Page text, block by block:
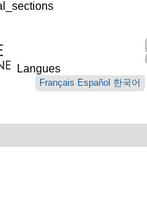
Langues
Français Español 한국어